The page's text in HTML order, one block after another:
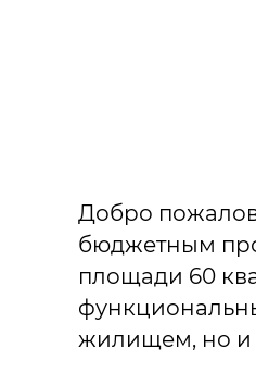
Добро
бюджетным
площади 60
жилищем, но и